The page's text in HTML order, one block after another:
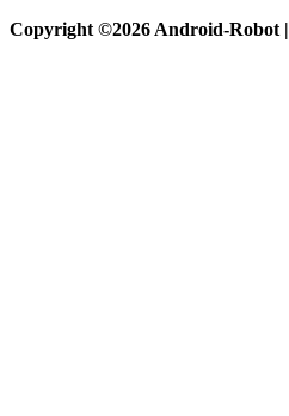
Copyright ©2026 Android-Robot |